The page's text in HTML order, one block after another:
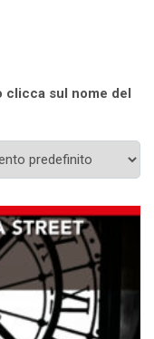
clicca sul nome del